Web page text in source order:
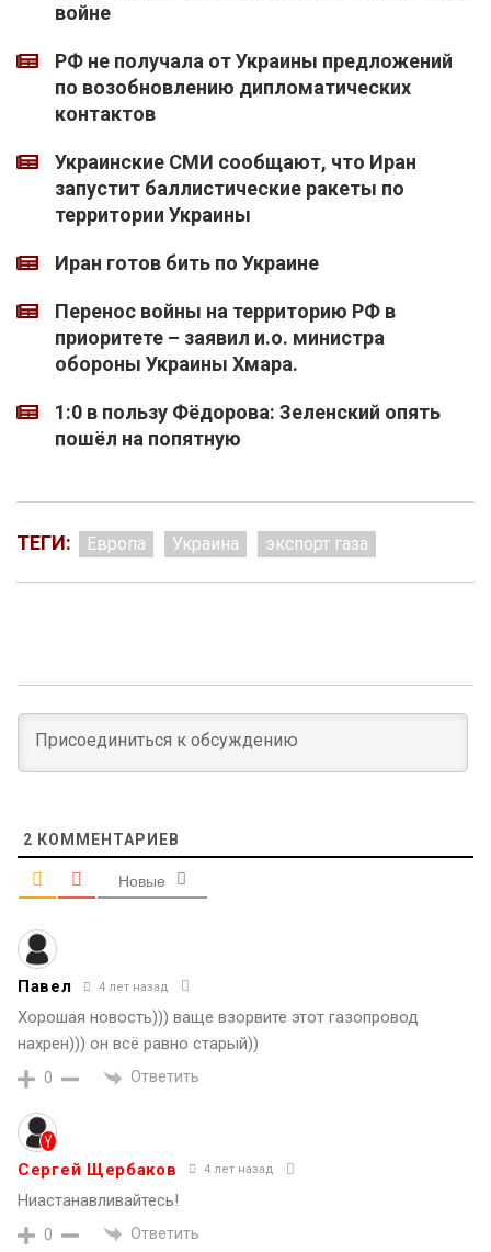
войне
РФ не получала от Украины предложений
по возобновлению дипломатических
контактов
Украинские СМИ сообщают, что Иран
запустит баллистические ракеты по
территории Украины
Иран готов бить по Украине
Перенос войны на территорию РФ в
приоритете – заявил и.о. министра
обороны Украины Хмара.
1:0 в пользу Фёдорова: Зеленский опять
пошёл на попятную
ТЕГИ: Европа Украина экспорт газа
2 КОММЕНТАРИЕВ
Новые
Павел 4 лет назад
Хорошая новость))) ваще взорвите этот газопровод
нахрен))) он всё равно старый))
0 Ответить
Сергей Щербаков 4 лет назад
Ниастанавливайтесь!
0 Ответить